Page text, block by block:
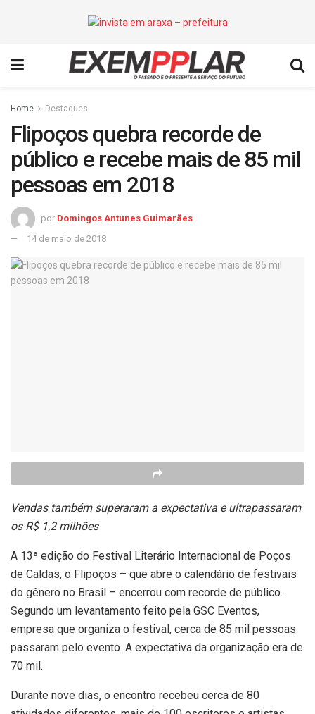
Home Destaques
Flipoços quebra recorde de
público e recebe mais de 85 mil
pessoas em 2018
por Domingos Antunes Guimarães
14 de maio de 2018
Vendas também superaram a expectativa e ultrapassaram
os R$ 1,2 milhões
A 13ª edição do Festival Literário Internacional de Poços
de Caldas, o Flipoços – que abre o calendário de festivais
do gênero no Brasil – encerrou com recorde de público.
Segundo um levantamento feito pela GSC Eventos,
empresa que organiza o festival, cerca de 85 mil pessoas
passaram pelo evento. A expectativa da organização era de
70 mil.
Durante nove dias, o encontro recebeu cerca de 80